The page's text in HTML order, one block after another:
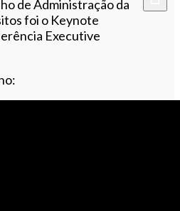
de Administração da
foi o Keynote
Executive